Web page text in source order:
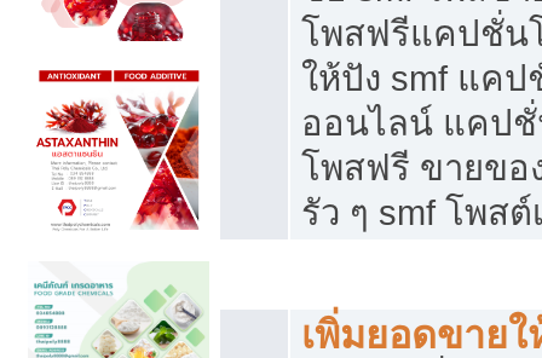
โพสฟรีแคปชั่น
ให้ปัง smf แค
ออนไลน์ แคป
โพสฟรี ขายขอ
รัว ๆ smf โพส
เพิ่มยอดขายใ